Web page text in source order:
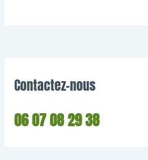
Contactez-nous
06 07 08 29 38